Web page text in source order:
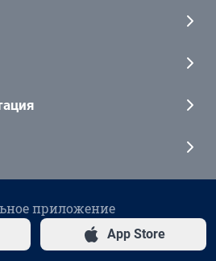
приложение
App Store